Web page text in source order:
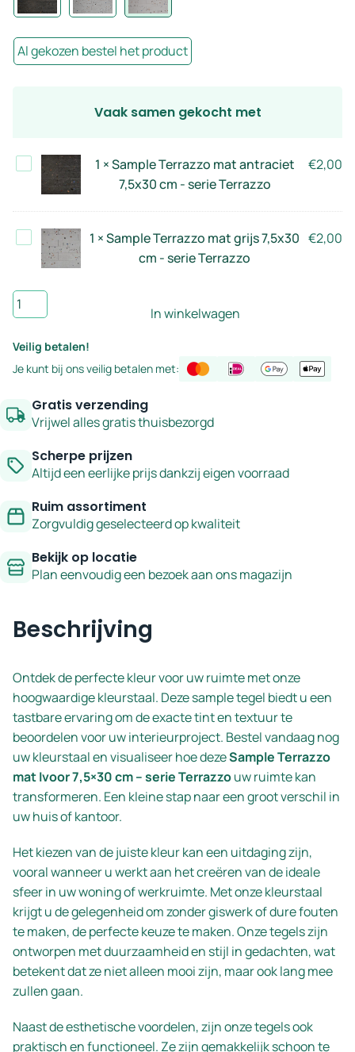
Al gekozen bestel het product
Vaak samen gekocht met
Sample
Terrazzo
7,5x30
cm
Terrazzo
1 ×Sample Terrazzo mat antraciet
7,5x30 cm - serie Terrazzo
€2,00
Sample
Terrazzo
grijs
7,5x30
-
serie
Terrazzo
1 ×Sample Terrazzo mat grijs 7,5x30
cm - serie Terrazzo
€2,00
Sample
Terrazzo
mat
ivoor
7,5x30
-
Terrazzo
aantal
In winkelwagen
Veilig betalen!
Je kunt bij ons veilig betalen met:
Gratis verzending
Vrijwel alles gratis thuisbezorgd
Scherpe prijzen
Altijd een eerlijke prijs dankzij eigen voorraad
Ruim assortiment
Zorgvuldig geselecteerd op kwaliteit
Bekijk op locatie
Plan eenvoudig een bezoek aan ons magazijn
Beschrijving
Ontdek de perfecte kleur voor uw ruimte met onze
hoogwaardige kleurstaal. Deze sample tegel biedt u een
tastbare ervaring om de exacte tint en textuur te
beoordelen voor uw interieurproject. Bestel vandaag nog
uw kleurstaal en visualiseer hoe dezeSample Terrazzo
mat Ivoor 7,5×30 cm – serie Terrazzouw ruimte kan
transformeren. Een kleine stap naar een groot verschil in
uw huis of kantoor.
Het kiezen van de juiste kleur kan een uitdaging zijn,
vooral wanneer u werkt aan het creëren van de ideale
sfeer in uw woning of werkruimte. Met onze kleurstaal
krijgt u de gelegenheid om zonder giswerk of dure fouten
te maken, de perfecte keuze te maken. Onze tegels zijn
ontworpen met duurzaamheid en stijl in gedachten, wat
betekent dat ze niet alleen mooi zijn, maar ook lang mee
zullen gaan.
Naast de esthetische voordelen, zijn onze tegels ook
praktisch en functioneel. Ze zijn gemakkelijk schoon te